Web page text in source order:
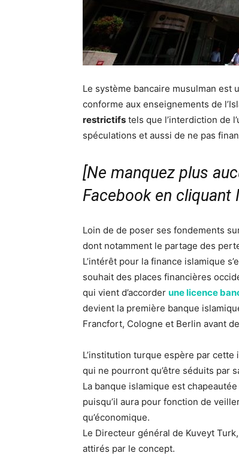
Le système bancaire musulman est
conforme aux enseignements de
restrictifs tels que l’interdiction de
spéculations et aussi de ne pas
[Ne manquez plus
Facebook en cliquant
Loin de de poser ses fondements
dont notamment le partage des
L’intérêt pour la finance islamique
souhait des places financières
qui vient d’accorder une licence
devient la première banque
Francfort, Cologne et Berlin avant
L’institution turque espère par
qui ne pourront qu’être séduits par
La banque islamique est
puisqu’il aura pour fonction de
qu’économique.
Le Directeur général de Kuveyt
attirés par le concept.